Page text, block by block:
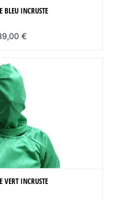
BLEU INCRUSTE
€
VERT INCRUSTE